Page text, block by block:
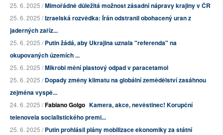
25. 6. 2025 /Mimořádně důležitá možnost zásadní nápravy krajiny v ČR
25. 6. 2025 /Izraelská rozvědka: Írán odstranil obohacený uran z
jaderných zaříz...
25. 6. 2025 /Putin žádá, aby Ukrajina uznala "referenda" na
okupovaných územích ...
25. 6. 2025 /Mikrobi mění plastový odpad v paracetamol
25. 6. 2025 /Dopady změny klimatu na globální zemědělství zasáhnou
zejména vyspě...
24. 6. 2025 /Fabiano Golgo Kamera, akce, nevěstinec! Korupční
telenovela socialistického premi...
25. 6. 2025 /Putin prohlásil plány mobilizace ekonomiky za státní